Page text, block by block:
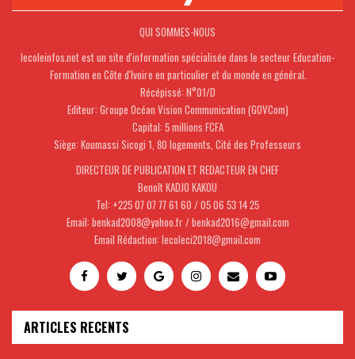
QUI SOMMES-NOUS
lecoleinfos.net est un site d'information spécialisée dans le secteur Education-
Formation en Côte d'Ivoire en particulier et du monde en général.
Récépissé: N°01/D
Editeur: Groupe Océan Vision Communication (GOVCom)
Capital: 5 millions FCFA
Siège: Koumassi Sicogi 1, 80 logements, Cité des Professeurs
DIRECTEUR DE PUBLICATION ET REDACTEUR EN CHEF
Benoît KADJO KAKOU
Tel: +225 07 07 77 61 60 / 05 06 53 14 25
Email: benkad2008@yahoo.fr / benkad2016@gmail.com
Email Rédaction: lecoleci2018@gmail.com
ARTICLES RECENTS